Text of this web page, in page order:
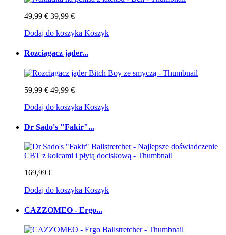
49,99 € 39,99 €
Dodaj do koszyka Koszyk
Rozciągacz jąder...
59,99 € 49,99 €
Dodaj do koszyka Koszyk
Dr Sado's "Fakir"...
169,99 €
Dodaj do koszyka Koszyk
CAZZOMEO - Ergo...